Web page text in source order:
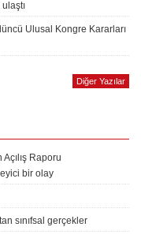
Ulusal Kongre Kararları
Diğer Yazılar
Açılış Raporu
bir olay
sınıfsal gerçekler